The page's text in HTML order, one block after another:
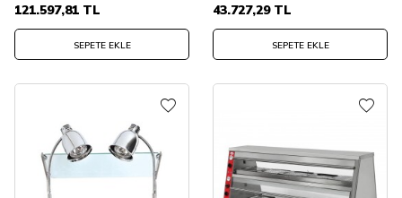
121.597,81 TL
SEPETE EKLE
43.727,29TL
SEPETE EKLE